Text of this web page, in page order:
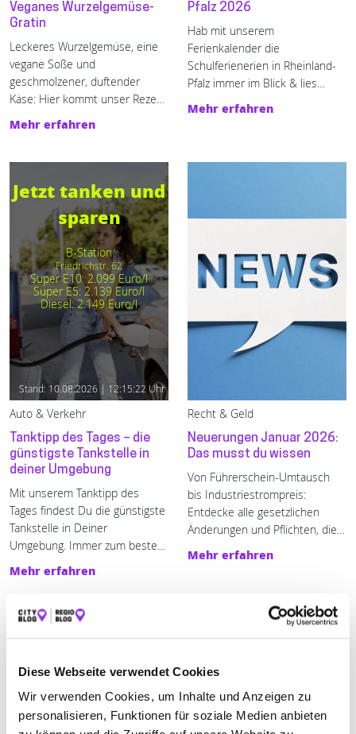
Diese Webseite verwendet Cookies
Wir verwenden Cookies, um Inhalte und Anzeigen zu
personalisieren, Funktionen für soziale Medien anbieten
Veganes Wurzelgemüse-
Gratin
Leckeres Wurzelgemüse, eine
vegane Soße und
geschmolzener, duftender
Käse: Hier kommt unser Rezept
für ein veganes Wurzelgemüse-
Gratin!
Mehr erfahren
Pfalz 2026
Hab mit unserem
Ferienkalender die
Schulferienerien in Rheinland-
Pfalz immer im Blick & lies
unsere Tipps für die freie Zeit.
Jetzt mehr erfahren!
Mehr erfahren
Jetzt tanken und
sparen
B-Station
Friedrichstr. 62
Super E10: 2.099 Euro/l
Super E5: 2.139 Euro/l
Diesel: 2.149 Euro/l
Stand: 10.08.2026 | 12:15:22 Uhr
Auto & Verkehr
Tanktipp des Tages – die
günstigste Tankstelle in
deiner Umgebung
Mit unserem Tanktipp des
Tages findest Du die günstigste
Tankstelle in Deiner
Umgebung. Immer zum besten
Preis tanken - mit enerQuick.
Mehr erfahren
Recht & Geld
Neuerungen Januar 2026:
Das musst du wissen
Von Führerschein-Umtausch
bis Industriestrompreis:
Entdecke alle gesetzlichen
Änderungen und Pflichten, die
ab Januar 2026 gelten.
Mehr erfahren